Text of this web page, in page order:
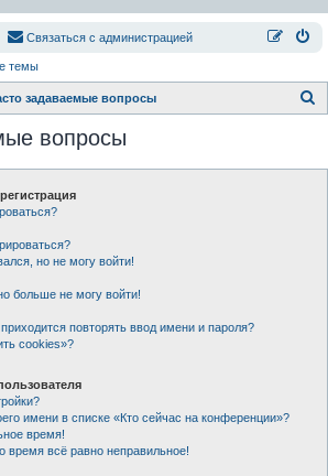
Связаться с администрацией
темы
задаваемые вопросы
вопросы
но не могу войти!
больше не могу войти!
повторять ввод имени и пароля?
cookies»?
имени в списке «Кто сейчас на конференции»?
время!
время всё равно неправильное!